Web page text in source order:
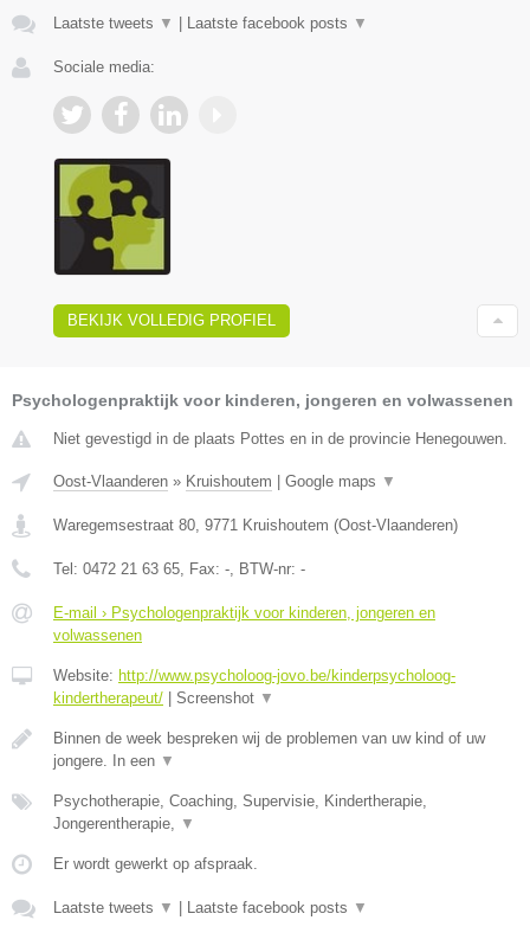
Laatste tweets ▼ Laatste facebook posts ▼
Sociale media:
BEKIJK VOLLEDIG PROFIEL
Psychologenpraktijk voor kinderen, jongeren en volwassenen
Niet gevestigd in de plaats Pottes en in de provincie Henegouwen.
Oost-Vlaanderen » Kruishoutem Google maps ▼
Waregemsestraat 80, 9771 Kruishoutem (Oost-Vlaanderen)
Tel: 0472 21 63 65, Fax: -, BTW-nr: -
E-mail › Psychologenpraktijk voor kinderen, jongeren en
volwassenen
Website: http://www.psycholoog-jovo.be/kinderpsycholoog-
kindertherapeut/
Screenshot ▼
Binnen de week bespreken wij de problemen van uw kind of uw
jongere. In een ▼
Psychotherapie, Coaching, Supervisie, Kindertherapie,
Jongerentherapie, ▼
Er wordt gewerkt op afspraak.
Laatste tweets ▼ Laatste facebook posts ▼